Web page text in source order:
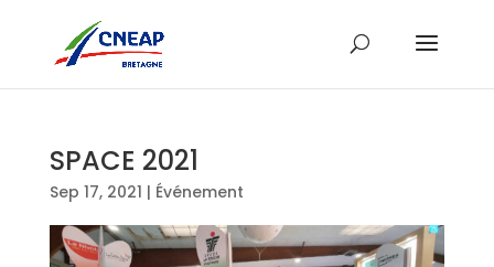
SPACE 2021
Sep 17, 2021 | Événement